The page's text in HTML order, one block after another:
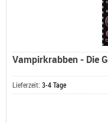
Vampirkrabben - Die
Lieferzeit: 3-4 Tage